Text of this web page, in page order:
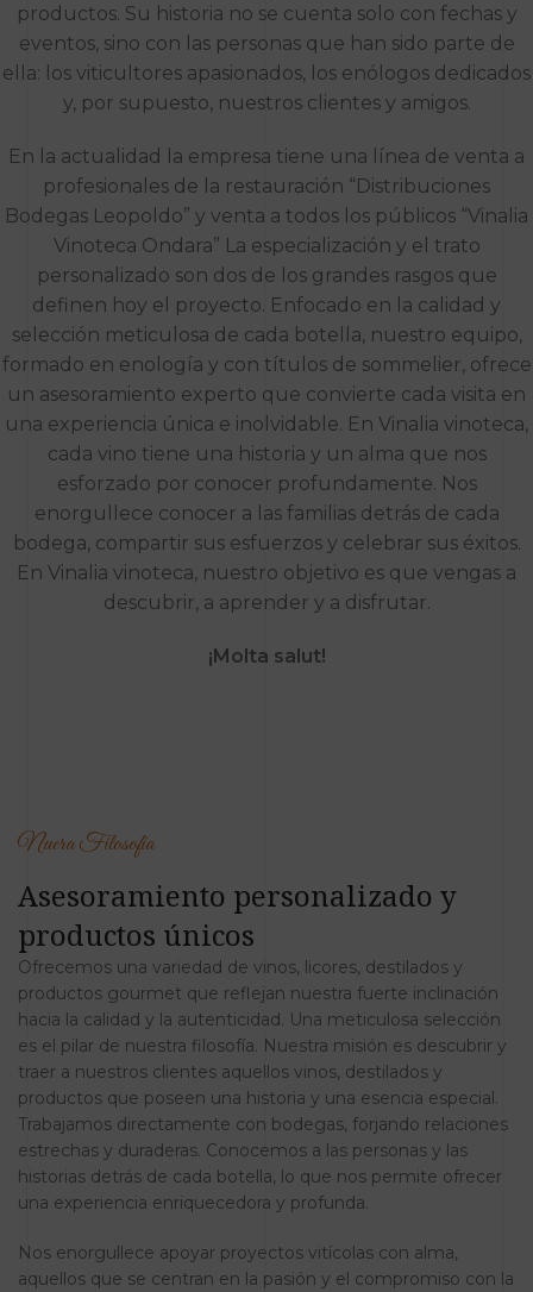
productos. Su historia no se cuenta solo con fechas y
eventos, sino con las personas que han sido parte de
ella: los viticultores apasionados, los enólogos dedicados
y, por supuesto, nuestros clientes y amigos.
En la actualidad la empresa tiene una línea de venta a
profesionales de la restauración “Distribuciones
Bodegas Leopoldo” y venta a todos los públicos “Vinalia
Vinoteca Ondara” La especialización y el trato
personalizado son dos de los grandes rasgos que
definen hoy el proyecto. Enfocado en la calidad y
selección meticulosa de cada botella, nuestro equipo,
formado en enología y con títulos de sommelier, ofrece
un asesoramiento experto que convierte cada visita en
una experiencia única e inolvidable. En Vinalia vinoteca,
cada vino tiene una historia y un alma que nos
esforzado por conocer profundamente. Nos
enorgullece conocer a las familias detrás de cada
bodega, compartir sus esfuerzos y celebrar sus éxitos.
En Vinalia vinoteca, nuestro objetivo es que vengas a
descubrir, a aprender y a disfrutar.
¡Molta salut!
Nuera Filosofía
Asesoramiento personalizado y
productos únicos
Ofrecemos una variedad de vinos, licores, destilados y
productos gourmet que reflejan nuestra fuerte inclinación
hacia la calidad y la autenticidad. Una meticulosa selección
es el pilar de nuestra filosofía. Nuestra misión es descubrir y
traer a nuestros clientes aquellos vinos, destilados y
productos que poseen una historia y una esencia especial.
Trabajamos directamente con bodegas, forjando relaciones
estrechas y duraderas. Conocemos a las personas y las
historias detrás de cada botella, lo que nos permite ofrecer
una experiencia enriquecedora y profunda.
Nos enorgullece apoyar proyectos vitícolas con alma,
aquellos que se centran en la pasión y el compromiso con la